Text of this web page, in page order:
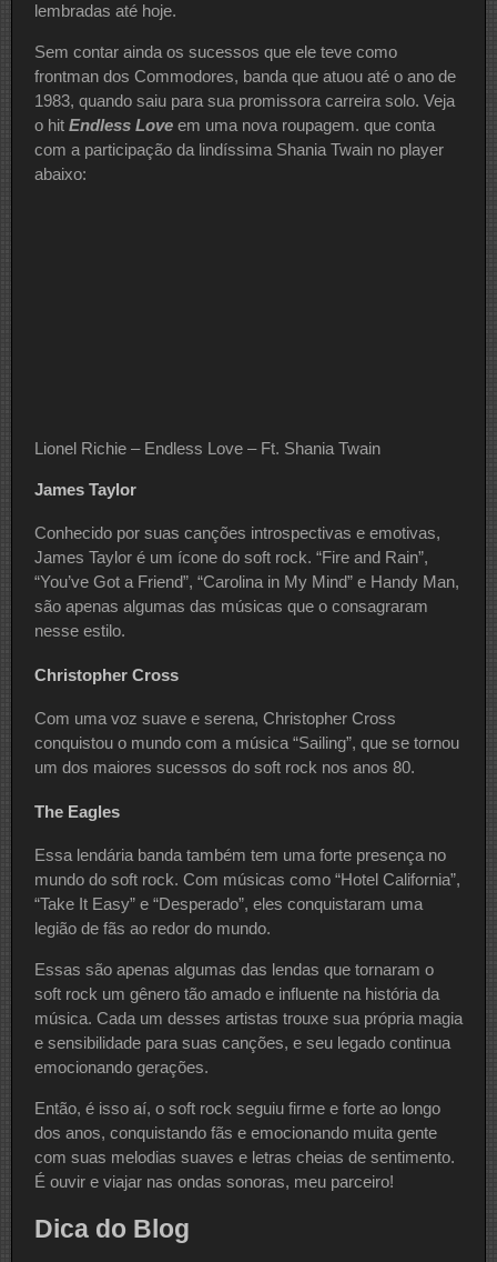
lembradas até hoje.
Sem contar ainda os sucessos que ele teve como
frontman dos Commodores, banda que atuou até o ano de
1983, quando saiu para sua promissora carreira solo. Veja
o hit Endless Love em uma nova roupagem. que conta
com a participação da lindíssima Shania Twain no player
abaixo:
Lionel Richie – Endless Love – Ft. Shania Twain
James Taylor
Conhecido por suas canções introspectivas e emotivas,
James Taylor é um ícone do soft rock. “Fire and Rain”,
“You’ve Got a Friend”, “Carolina in My Mind” e Handy Man,
são apenas algumas das músicas que o consagraram
nesse estilo.
Christopher Cross
Com uma voz suave e serena, Christopher Cross
conquistou o mundo com a música “Sailing”, que se tornou
um dos maiores sucessos do soft rock nos anos 80.
The Eagles
Essa lendária banda também tem uma forte presença no
mundo do soft rock. Com músicas como “Hotel California”,
“Take It Easy” e “Desperado”, eles conquistaram uma
legião de fãs ao redor do mundo.
Essas são apenas algumas das lendas que tornaram o
soft rock um gênero tão amado e influente na história da
música. Cada um desses artistas trouxe sua própria magia
e sensibilidade para suas canções, e seu legado continua
emocionando gerações.
Então, é isso aí, o soft rock seguiu firme e forte ao longo
dos anos, conquistando fãs e emocionando muita gente
com suas melodias suaves e letras cheias de sentimento.
É ouvir e viajar nas ondas sonoras, meu parceiro!
Dica do Blog